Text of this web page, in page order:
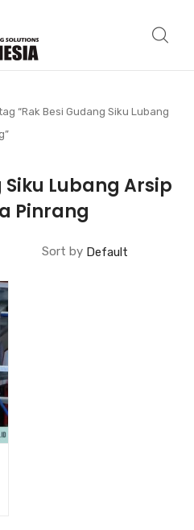
“Rak Besi Gudang Siku Lubang
Siku Lubang Arsip
Pinrang
Sort by